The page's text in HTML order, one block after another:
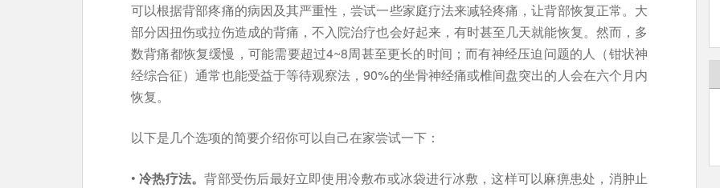
可以根据背部疼痛的病因及其严重性，尝试一些家庭疗法来减轻疼痛，让背部恢复正常。大
部分因扭伤或拉伤造成的背痛，不入院治疗也会好起来，有时甚至几天就能恢复。然而，多
数背痛都恢复缓慢，可能需要超过4~8周甚至更长的时间；而有神经压迫问题的人（钳状神
经综合征）通常也能受益于等待观察法，90%的坐骨神经痛或椎间盘突出的人会在六个月内
恢复。
以下是几个选项的简要介绍你可以自己在家尝试一下：
•冷热疗法。背部受伤后最好立即使用冷敷布或冰袋进行冰敷，这样可以麻痹患处，消肿止